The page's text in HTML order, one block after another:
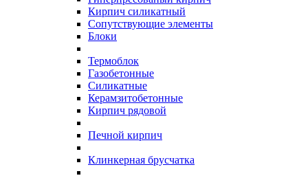
Кирпич силикатный
Сопутствующие элементы
Блоки
Термоблок
Газобетонные
Силикатные
Керамзитобетонные
Кирпич рядовой
Печной кирпич
Клинкерная брусчатка